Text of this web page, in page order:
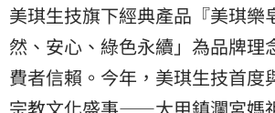
美琪生技旗下經典產品『美琪樂
然、安心、綠色永續」為品牌理
費者信賴。今年，美琪生技首度